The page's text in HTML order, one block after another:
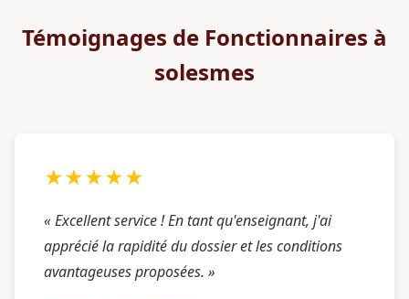
Témoignages de Fonctionnaires à
solesmes
★★★★★
« Excellent service ! En tant qu'enseignant, j'ai
apprécié la rapidité du dossier et les conditions
avantageuses proposées. »